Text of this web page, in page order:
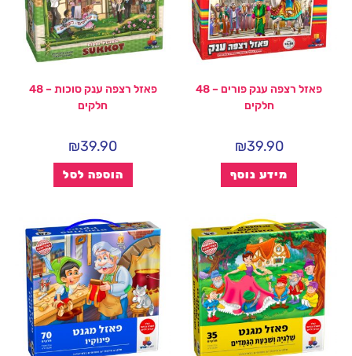
פאזל רצפה ענק פורים – 48
חלקים
₪39.90
מידע נוסף
פאזל רצפה ענק סוכות – 48
חלקים
₪39.90
הוספה לסל